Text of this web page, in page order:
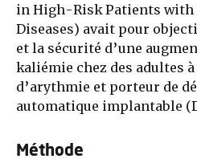
in High-Risk Patients with
Diseases) avait pour
et la sécurité d’une
kaliémie chez des adultes
d’arythmie et porteur de
automatique implantable
Méthode